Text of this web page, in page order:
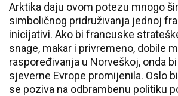
Arktika daju ovom potezu mnogo
simboličnog pridruživanja jednoj
inicijativi. Ako bi francuske
snage, makar i privremeno, dobile
raspoređivanja u Norveškoj, onda
sjeverne Evrope promijenila. Oslo
se poziva na odbrambenu politiku